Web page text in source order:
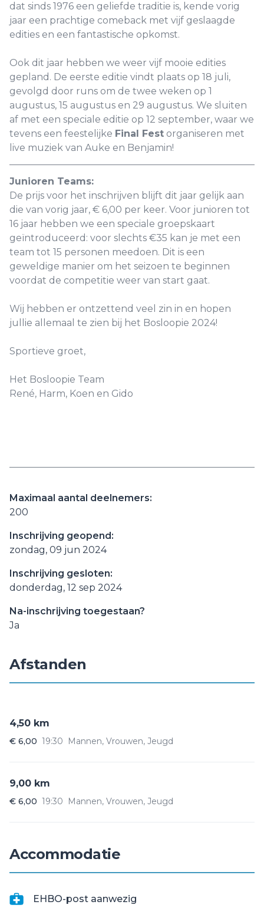
dat sinds 1976 een geliefde traditie is, kende vorig
jaar een prachtige comeback met vijf geslaagde
edities en een fantastische opkomst.
Ook dit jaar hebben we weer vijf mooie edities
gepland. De eerste editie vindt plaats op 18 juli,
gevolgd door runs om de twee weken op 1
augustus, 15 augustus en 29 augustus. We sluiten
af met een speciale editie op 12 september, waar we
tevens een feestelijke Final Fest organiseren met
live muziek van Auke en Benjamin!
Junioren Teams:
De prijs voor het inschrijven blijft dit jaar gelijk aan
die van vorig jaar, € 6,00 per keer. Voor junioren tot
16 jaar hebben we een speciale groepskaart
geïntroduceerd: voor slechts €35 kan je met een
team tot 15 personen meedoen. Dit is een
geweldige manier om het seizoen te beginnen
voordat de competitie weer van start gaat.
Wij hebben er ontzettend veel zin in en hopen
jullie allemaal te zien bij het Bosloopie 2024!
Sportieve groet,
Het Bosloopie Team
René, Harm, Koen en Gido
Maximaal aantal deelnemers:
200
Inschrijving geopend:
zondag, 09 jun 2024
Inschrijving gesloten:
donderdag, 12 sep 2024
Na-inschrijving toegestaan?
Ja
Afstanden
4,50 km
19:30 Mannen, Vrouwen, Jeugd
€ 6,00
9,00 km
19:30 Mannen, Vrouwen, Jeugd
€ 6,00
Accommodatie
EHBO-post aanwezig